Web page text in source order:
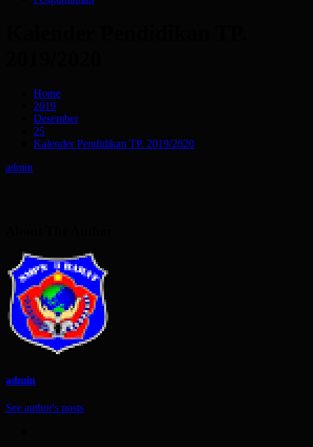
Home
2019
Desember
25
Kalender Pendidikan TP. 2019/2020
admin
admin
See author's posts